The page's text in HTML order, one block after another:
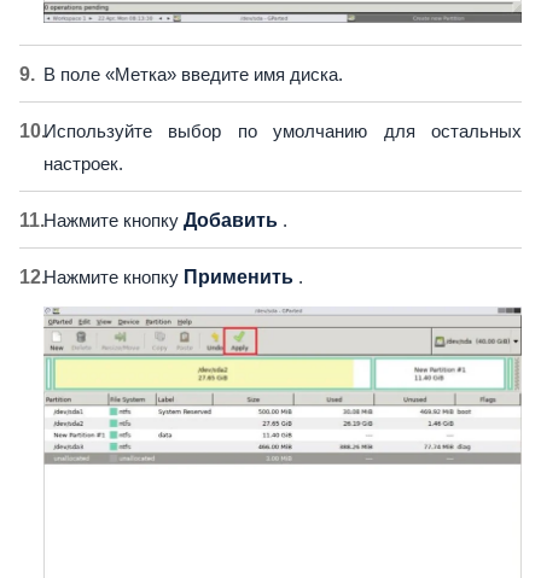
В поле «Метка» введите имя диска.
Используйте выбор по умолчанию для остальных
настроек.
Нажмите кнопку Добавить .
Нажмите кнопку Применить .